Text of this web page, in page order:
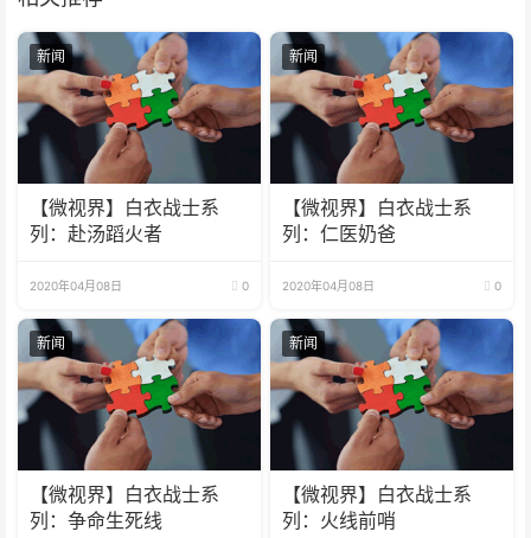
新闻
【微视界】白衣战士系
列：赴汤蹈火者
2020年04月08日 0
新闻
【微视界】白衣战士系
列：仁医奶爸
2020年04月08日 0
新闻
【微视界】白衣战士系
列：争命生死线
新闻
【微视界】白衣战士系
列：火线前哨